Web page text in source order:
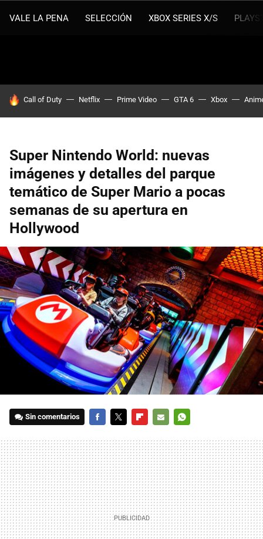
VALE LA PENA SELECCIÓN XBOX SERIES X/S
HOY SE HABLA DE
Call of Duty Netflix Prime Video GTA 6 Xbox
Super Nintendo World: nuevas
imágenes y detalles del parque
temático de Super Mario a pocas
semanas de su apertura en
Hollywood
Sin comentarios
MAIL